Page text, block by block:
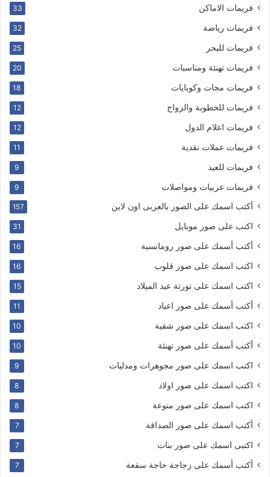
فريمات الاماكن 33
فريمات رياضة 32
فريمات للبحر 25
فريمات تهنئة ومناسبات 20
فريمات مجات وكوبايات 18
فريمات للخطوبة والزواج 12
فريمات اعلام الدول 12
فريمات عملات نقدية 11
فريمات للعيد 9
فريمات عربيات ومواصلات 9
أكتب اسمك على الصور بالعربى اون لاين 157
اكتب على صور موبايل 31
أكتب أسمك على صور رومانسية 16
اكتب اسمك على صور قلوب 16
اكتب اسمك على تورتة عيد الميلاد 15
أكتب أسمك على صور اعياد 11
اكتب اسمك على صور شقية 10
أكتب أسمك على صور تهنئة 10
اكتب اسمك على صور مجوهرات ومدليات 9
اكتب اسمك على صور اولاد 8
اكتب اسمك على صور منوعة 8
أكتب اسمك على صور الصداقة 7
اكتبى اسمك على صور بنات 7
أكتب أسمك على زجاجة حاجة سقعة 7